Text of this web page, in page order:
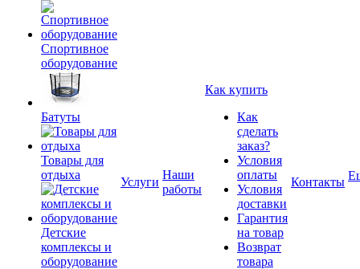
Спортивное
оборудование
Батуты
Товары для
отдыха
Детские
комплексы и
оборудование
Услуги
Наши
работы
Как купить
Как
сделать
заказ?
Условия
оплаты
Условия
доставки
Гарантия
на товар
Возврат
товара
Контакты